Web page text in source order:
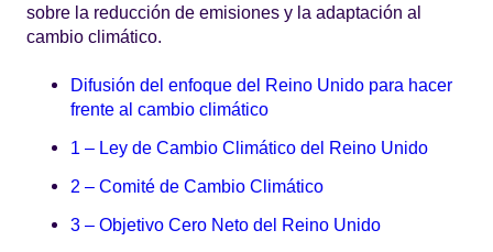
sobre la reducción de emisiones y la adaptación al
cambio climático.
Difusión del enfoque del Reino Unido para hacer
frente al cambio climático
1 – Ley de Cambio Climático del Reino Unido
2 – Comité de Cambio Climático
3 – Objetivo Cero Neto del Reino Unido